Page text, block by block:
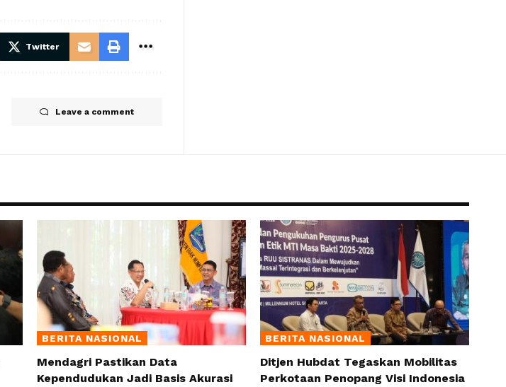
Twitter
Leave a comment
BERITA NASIONAL
Mendagri Pastikan Data
Kependudukan Jadi Basis Akurasi
BERITA NASIONAL
Ditjen Hubdat Tegaskan Mobilitas
Perkotaan Penopang Visi Indonesia